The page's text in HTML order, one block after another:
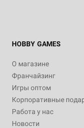
HOBBY GAMES
О магазине
Франчайзинг
Игры оптом
Корпоративные
Работа у нас
Новости